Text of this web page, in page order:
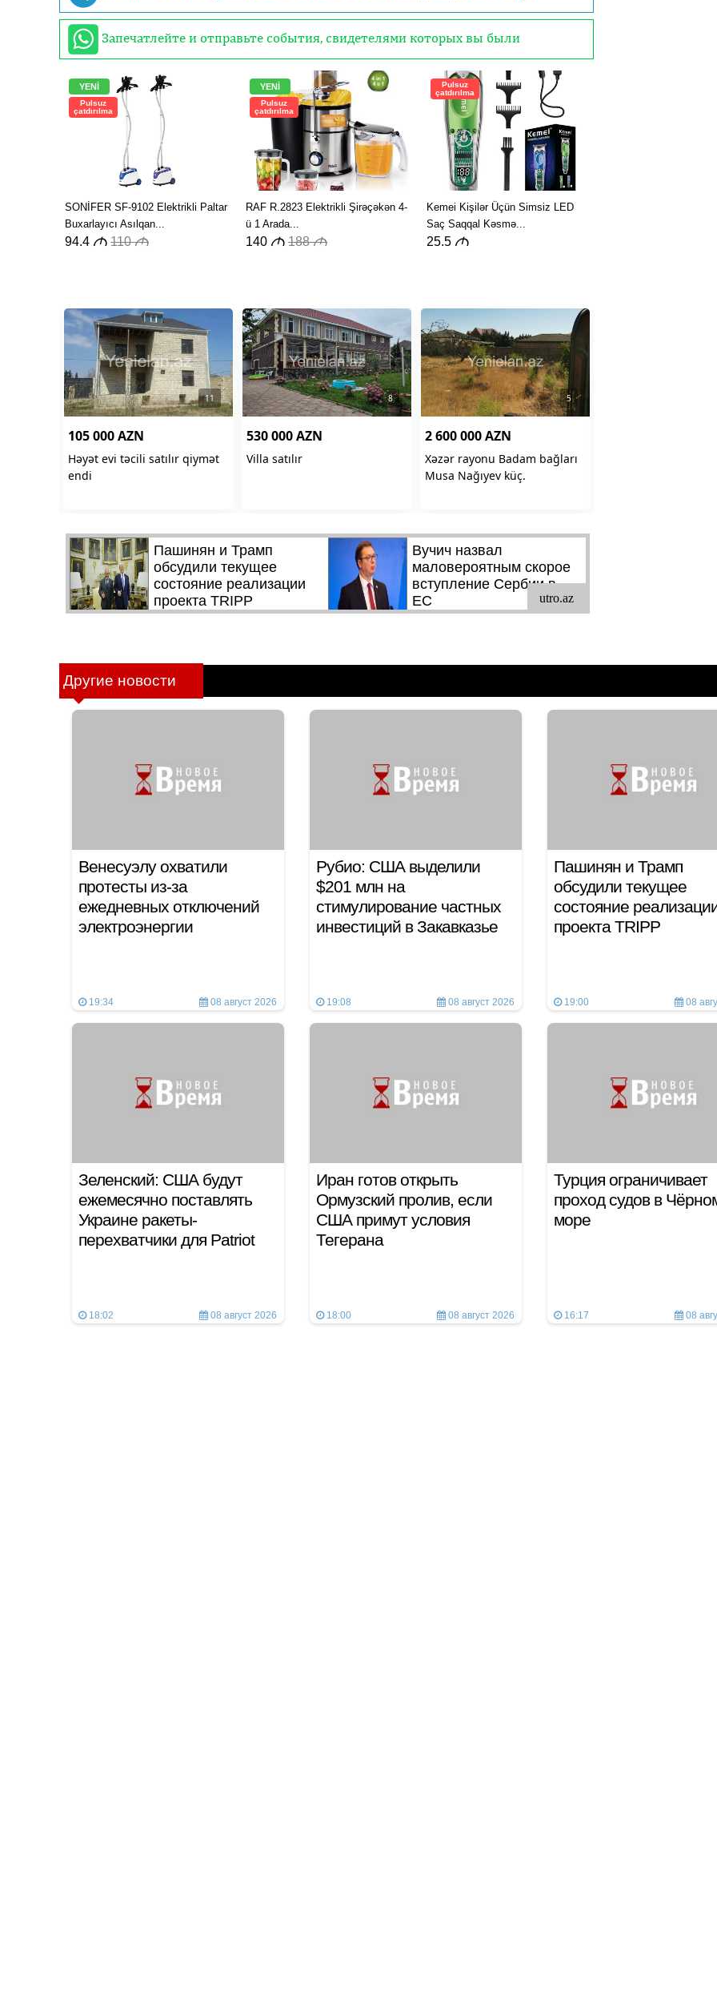
Запечатлейте и отправьте события, свидетелями которых вы были
Другие новости
Венесуэлу охватили
протесты из-за
ежедневных отключений
электроэнергии
19:34 08 август 2026
Рубио: США выделили
$201 млн на
стимулирование частных
инвестиций в Закавказье
19:08 08 август 2026
Пашинян и Трамп
обсудили текущее
состояние
проекта TRIPP
19:00 08
Зеленский: США будут
ежемесячно поставлять
Украине ракеты-
перехватчики для Patriot
18:02 08 август 2026
Иран готов открыть
Ормузский пролив, если
США примут условия
Тегерана
18:00 08 август 2026
Турция ограничивает
проход судов в
море
16:17 08